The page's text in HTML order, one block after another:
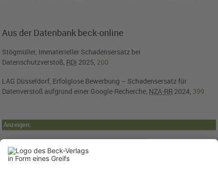
Aus der Datenbank beck-online
Stögmüller, Immaterieller Schadensersatz bei
Datenschutzverstoß, RDi 2025, 200
LAG Düsseldorf, Erfolglose Bewerbung – Schadensersatz für
Datenverstoß aufgrund einer Google-Recherche, NZA-RR 2024, 399
Anzeigen: